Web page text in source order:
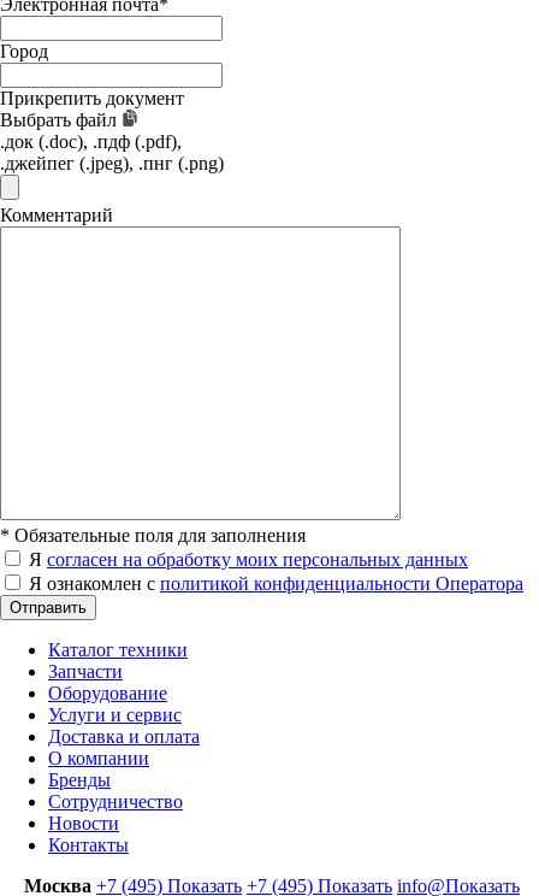
Электронная почта*
Город
Прикрепить документ
Выбрать файл
.док (.doc), .пдф (.pdf),
.джейпег (.jpeg), .пнг (.png)
Комментарий
* Обязательные поля для заполнения
Я согласен на обработку моих персональных данных
Я ознакомлен с политикой конфиденциальности Оператора
Отправить
Каталог техники
Запчасти
Оборудование
Услуги и сервис
Доставка и оплата
О компании
Бренды
Сотрудничество
Новости
Контакты
Москва +7 (495) Показать +7 (495) Показать info@Показать